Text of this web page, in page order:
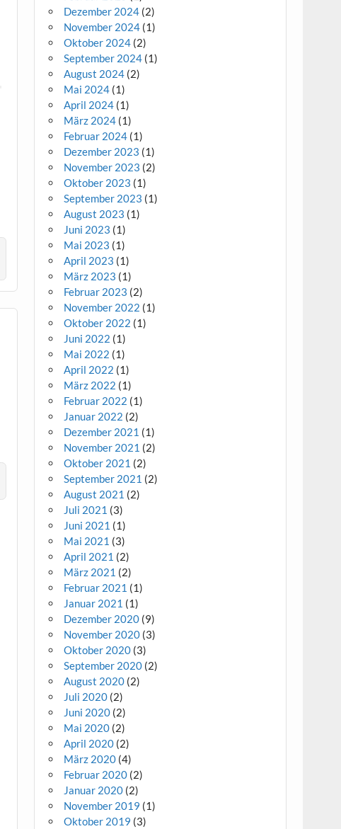
Dezember 2024 (2)
November 2024 (1)
Oktober 2024 (2)
September 2024 (1)
August 2024 (2)
Mai 2024 (1)
April 2024 (1)
März 2024 (1)
Februar 2024 (1)
Dezember 2023 (1)
November 2023 (2)
Oktober 2023 (1)
September 2023 (1)
August 2023 (1)
Juni 2023 (1)
Mai 2023 (1)
April 2023 (1)
März 2023 (1)
Februar 2023 (2)
November 2022 (1)
Oktober 2022 (1)
Juni 2022 (1)
Mai 2022 (1)
April 2022 (1)
März 2022 (1)
Februar 2022 (1)
Januar 2022 (2)
Dezember 2021 (1)
November 2021 (2)
Oktober 2021 (2)
September 2021 (2)
August 2021 (2)
Juli 2021 (3)
Juni 2021 (1)
Mai 2021 (3)
April 2021 (2)
März 2021 (2)
Februar 2021 (1)
Januar 2021 (1)
Dezember 2020 (9)
November 2020 (3)
Oktober 2020 (3)
September 2020 (2)
August 2020 (2)
Juli 2020 (2)
Juni 2020 (2)
Mai 2020 (2)
April 2020 (2)
März 2020 (4)
Februar 2020 (2)
Januar 2020 (2)
November 2019 (1)
Oktober 2019 (3)